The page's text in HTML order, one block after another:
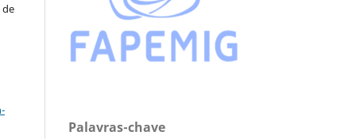
de
Palavras-chave